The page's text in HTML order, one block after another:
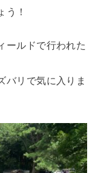
う！
ールドで行われた
バリで気に入りま